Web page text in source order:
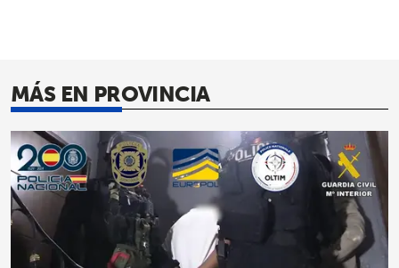
MÁS EN PROVINCIA